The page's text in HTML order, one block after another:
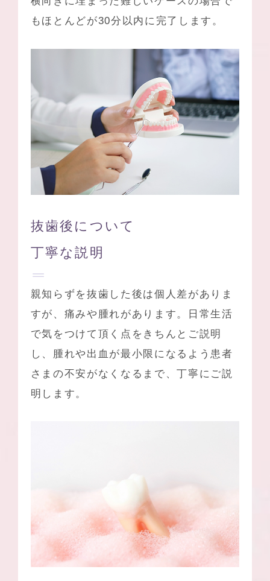
もほとんどが30分以内に完了します。
抜歯後について
丁寧な説明
親知らずを抜歯した後は個人差がありま
すが、痛みや腫れがあります。日常生活
で気をつけて頂く点をきちんとご説明
し、腫れや出血が最小限になるよう患者
さまの不安がなくなるまで、丁寧にご説
明します。